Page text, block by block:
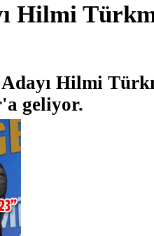
Hilmi
Hilmi
geliyor.